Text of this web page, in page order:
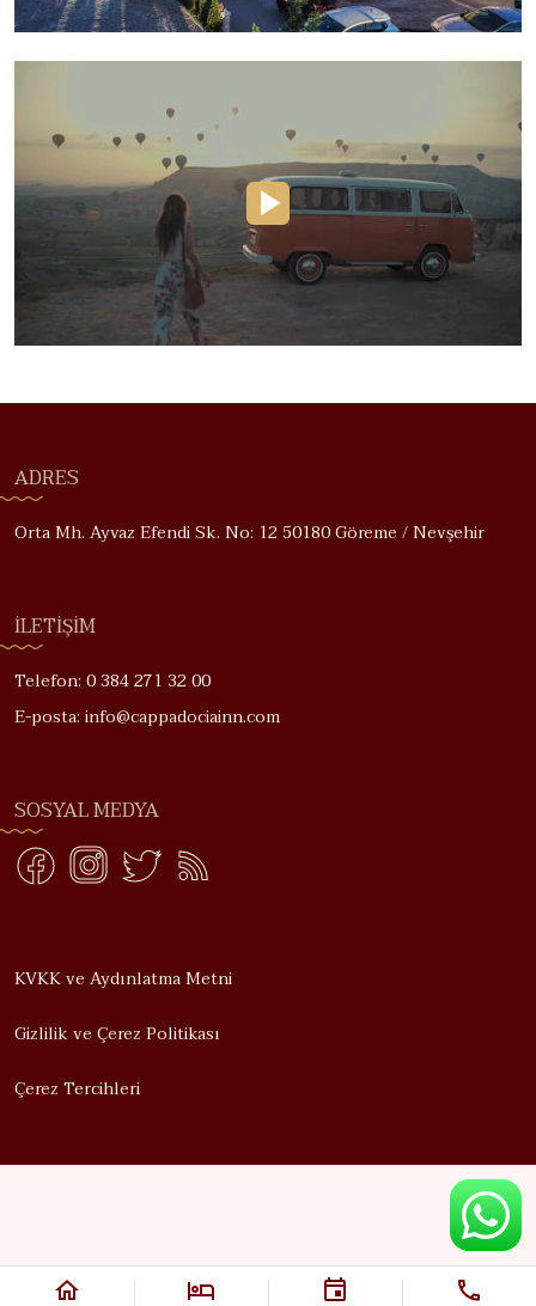
ADRES
Orta Mh. Ayvaz Efendi Sk. No: 12 50180 Göreme / Nevşehir
İLETIŞIM
Telefon: 0 384 271 32 00
E-posta: info@cappadociainn.com
SOSYAL MEDYA
KVKK ve Aydınlatma Metni
Gizlilik ve Çerez Politikası
Çerez Tercihleri